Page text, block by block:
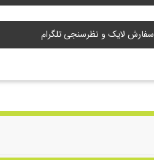
سفارش لایک و نظرسنجی تلگرام